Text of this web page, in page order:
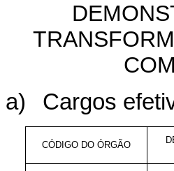
a)
Cargos
CÓDIGO DO ÓRGÃO